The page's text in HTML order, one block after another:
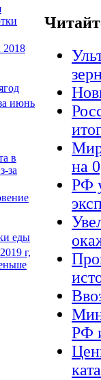
2018
июнь
в
за
еды
г,
на
РФ
РФ